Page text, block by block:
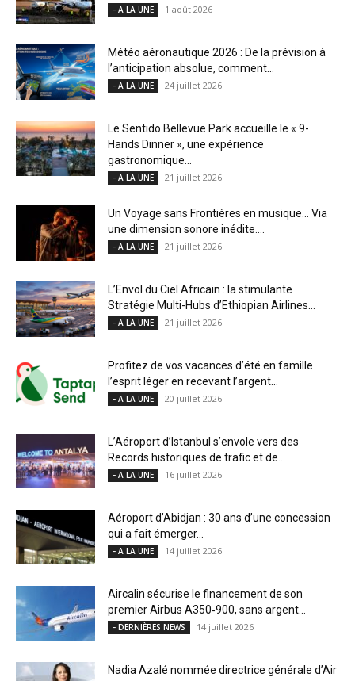
- A LA UNE 1 août 2026
Météo aéronautique 2026 : De la prévision à
l’anticipation absolue, comment...
- A LA UNE 24 juillet 2026
Le Sentido Bellevue Park accueille le « 9-
Hands Dinner », une expérience
gastronomique...
- A LA UNE 21 juillet 2026
Un Voyage sans Frontières en musique… Via
une dimension sonore inédite....
- A LA UNE 21 juillet 2026
L’Envol du Ciel Africain : la stimulante
Stratégie Multi-Hubs d’Ethiopian Airlines...
- A LA UNE 21 juillet 2026
Profitez de vos vacances d’été en famille
l’esprit léger en recevant l’argent...
- A LA UNE 20 juillet 2026
L’Aéroport d’Istanbul s’envole vers des
Records historiques de trafic et de...
- A LA UNE 16 juillet 2026
Aéroport d’Abidjan : 30 ans d’une concession
qui a fait émerger...
- A LA UNE 14 juillet 2026
Aircalin sécurise le financement de son
premier Airbus A350‑900, sans argent...
- DERNIÈRES NEWS 14 juillet 2026
Nadia Azalé nommée directrice générale d’Air